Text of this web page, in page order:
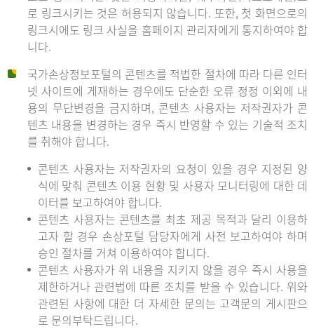
로 링크시키는 것은 허용되지 않습니다. 또한, 첫 화면으로의
링크시에도 링크 사실을 홈페이지 관리자에게 통지하여야 합
니다.
국가손상정보포털의 콘텐츠를 적법한 절차에 따라 다른 인터
넷 사이트에 게재하는 경우에도 단순한 오류 정정 이외에 내
용의 무단변경을 금지하며, 콘텐츠 사용자는 저작권자가 콘
텐츠 내용을 변경하는 경우 즉시 반영할 수 있는 기술적 조치
를 취해야 합니다.
콘텐츠 사용자는 저작권자의 요청이 있을 경우 지정된 양
식에 맞춰 콘텐츠 이용 현황 및 사용자 모니터링에 대한 데
이터를 보고하여야 합니다.
콘텐츠 사용자는 콘텐츠를 최초 제공 목적과 달리 이용하
고자 할 경우 손상포털 담당자에게 사전 보고하여야 하며
승인 절차를 거쳐 이용하여야 합니다.
콘텐츠 사용자가 위 내용을 지키지 않을 경우 즉시 사용을
제한하거나 관련법에 따른 조치를 받을 수 있습니다. 위와
관련된 사항에 대한 더 자세한 문의는 고객문의 게시판으
로 문의부탁드립니다.